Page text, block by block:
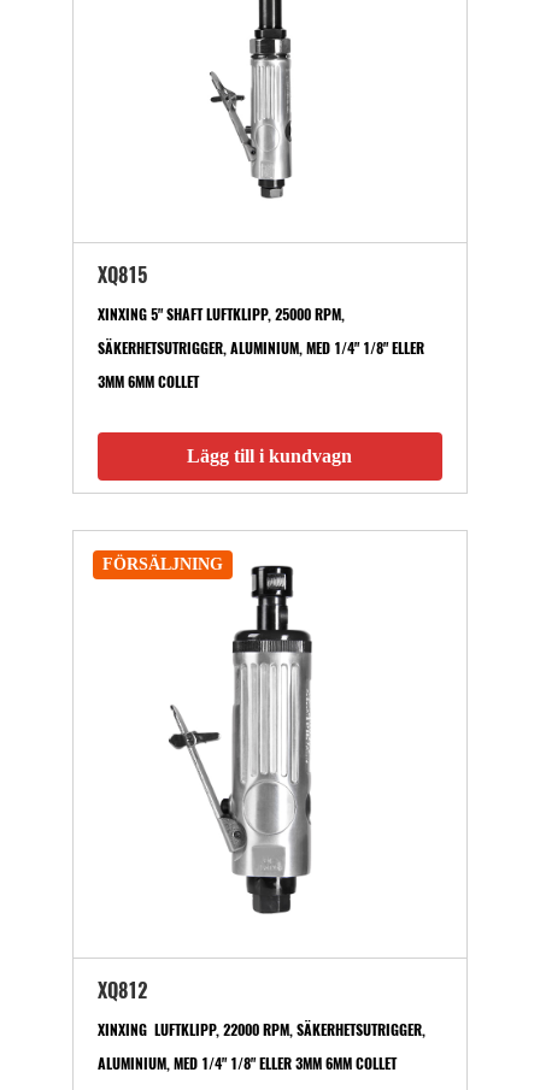
XQ815
XINXING 5" SHAFT LUFTKLIPP, 25000 RPM,
SÄKERHETSUTRIGGER, ALUMINIUM, MED 1/4" 1/8" ELLER
3MM 6MM COLLET
Lägg till i kundvagn
FÖRSÄLJNING
XQ812
XINXING LUFTKLIPP, 22000 RPM, SÄKERHETSUTRIGGER,
ALUMINIUM, MED 1/4" 1/8" ELLER 3MM 6MM COLLET